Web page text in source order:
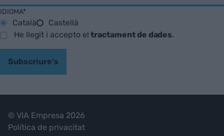
IDIOMA*
Català
Castellà
He llegit i accepto eltractament de dades.
Subscriure's
© VIA Empresa 2026
Política de privacitat